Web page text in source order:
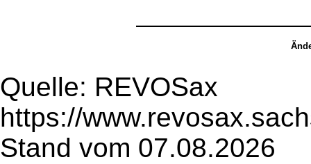
Quelle: REVOSax
https://
Stand vom 07.08.2026